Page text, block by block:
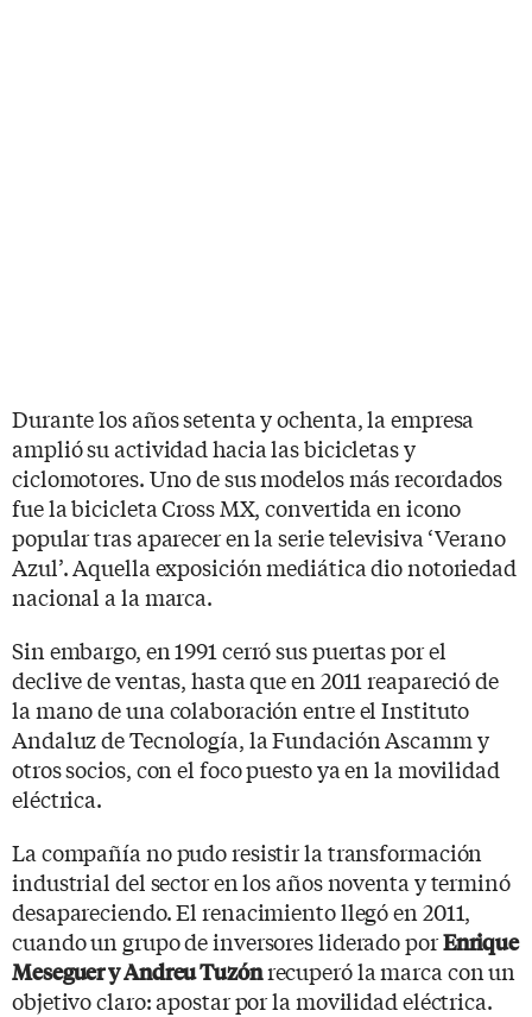
Durante los años setenta y ochenta, la empresa
amplió su actividad hacia las bicicletas y
ciclomotores. Uno de sus modelos más recordados
fue la bicicleta Cross MX, convertida en icono
popular tras aparecer en la serie televisiva ‘Verano
Azul’. Aquella exposición mediática dio notoriedad
nacional a la marca.
Sin embargo, en 1991 cerró sus puertas por el
declive de ventas, hasta que en 2011 reapareció de
la mano de una colaboración entre el Instituto
Andaluz de Tecnología, la Fundación Ascamm y
otros socios, con el foco puesto ya en la movilidad
eléctrica.
La compañía no pudo resistir la transformación
industrial del sector en los años noventa y terminó
desapareciendo. El renacimiento llegó en 2011,
cuando un grupo de inversores liderado porEnrique
Meseguer y Andreu Tuzónrecuperó la marca con un
objetivo claro: apostar por la movilidad eléctrica.